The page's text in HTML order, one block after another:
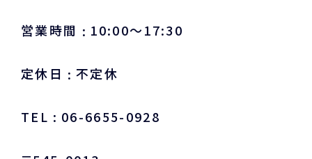
営業時間 10:00〜17:30
定休日 不定休
TEL 06-6655-0928